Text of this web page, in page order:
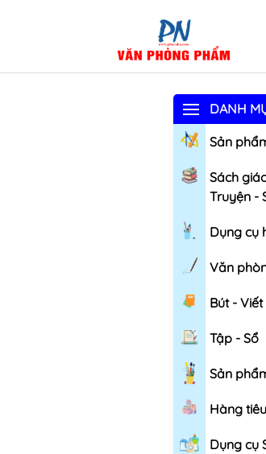
DANH
Sản
Sách
Truyện -
Dụng cụ
Văn
Bút - Viết
Tập - Sổ
Sản
Hàng
Dụng cụ